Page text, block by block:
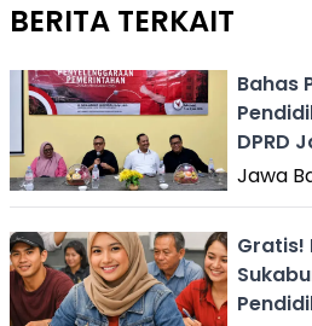
BERITA TERKAIT
Bahas
DPRD
Jawa
Gratis!